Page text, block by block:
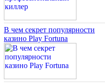
В чем секрет популярности
казино Play Fortuna